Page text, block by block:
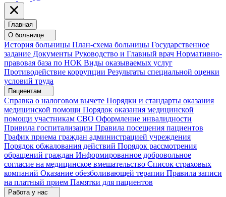
Главная
О больнице
История больницы План-схема больницы Государственное
задание Документы Руководство и Главный врач Нормативно-
правовая база по НОК Виды оказываемых услуг
Противодействие коррупции Результаты специальной оценки
условий труда
Пациентам
Справка о налоговом вычете Порядки и стандарты оказания
медицинской помощи Порядок оказания медицинской
помощи участникам СВО Оформление инвалидности
Привила госпитализации Правила посещения пациентов
График приема граждан администрацией учреждения
Порядок обжалования действий Порядок рассмотрения
обращений граждан Информированное добровольное
согласие на медицинское вмешательство Список страховых
компаний Оказание обезболивающей терапии Правила записи
на платный прием Памятки для пациентов
Работа у нас